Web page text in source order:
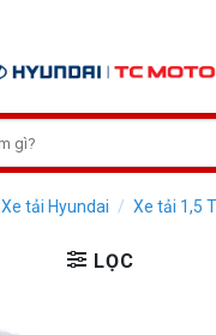
Xe tải Hyundai / Xe tải 1,5
LỌC